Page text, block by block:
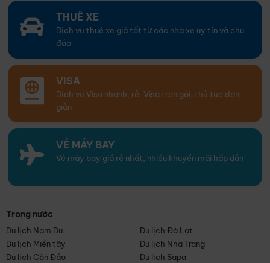
THUÊ XE
Dịch vụ thuê xe giá tốt từ các nhà xe uy tín và chu
đáo
VISA
Dịch vụ Visa nhanh, rẻ. Visa trọn gói, thủ tục đơn
giản
VÉ MÁY BAY
Vé máy bay giá rẻ nhất, nhiều khuyến mãi hấp dẫn
Trong nước
Du lịch Nam Du
Du lịch Đà Lạt
Du lịch Miền tây
Du lịch Nha Trang
Du lịch Côn Đảo
Du lịch Sapa